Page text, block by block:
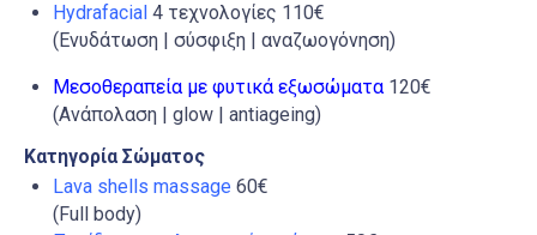
Hydrafacial 4 τεχνολογίες 110€
(Ενυδάτωση | σύσφιξη | αναζωογόνηση)
Μεσοθεραπεία με φυτικά εξωσώματα120€
(Ανάπολαση | glow | antiageing)
Κατηγορία Σώματος
Lava shells massage 60€
(Full body)